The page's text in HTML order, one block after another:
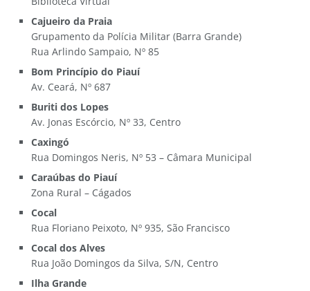
Cajueiro da Praia
Grupamento da Polícia Militar (Barra Grande)
Rua Arlindo Sampaio, Nº 85
Bom Princípio do Piauí
Av. Ceará, Nº 687
Buriti dos Lopes
Av. Jonas Escórcio, Nº 33, Centro
Caxingó
Rua Domingos Neris, Nº 53 – Câmara Municipal
Caraúbas do Piauí
Zona Rural – Cágados
Cocal
Rua Floriano Peixoto, Nº 935, São Francisco
Cocal dos Alves
Rua João Domingos da Silva, S/N, Centro
Ilha Grande